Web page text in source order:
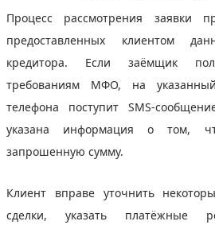
Процесс рассмотрения заявки
предоставленных клиентом
кредитора. Если заёмщик
требованиям МФО, на
телефона поступит SMS-
указана информация о том,
запрошенную сумму.
Клиент вправе уточнить
сделки, указать платёжные